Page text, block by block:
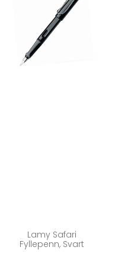
Lamy Safari
Fyllepenn, Svart